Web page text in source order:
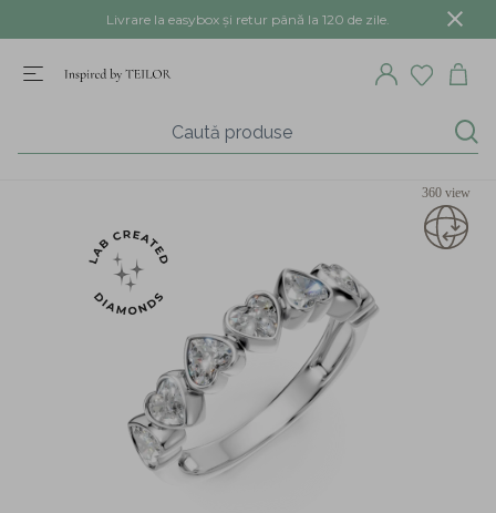
Livrare la easybox și retur până la 120 de zile.
360 view